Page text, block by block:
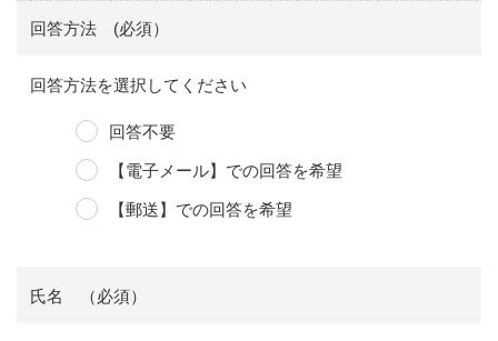
回答方法 (必須）
回答方法を選択してください
回答不要
【電子メール】での回答を希望
【郵送】での回答を希望
氏名 （必須）